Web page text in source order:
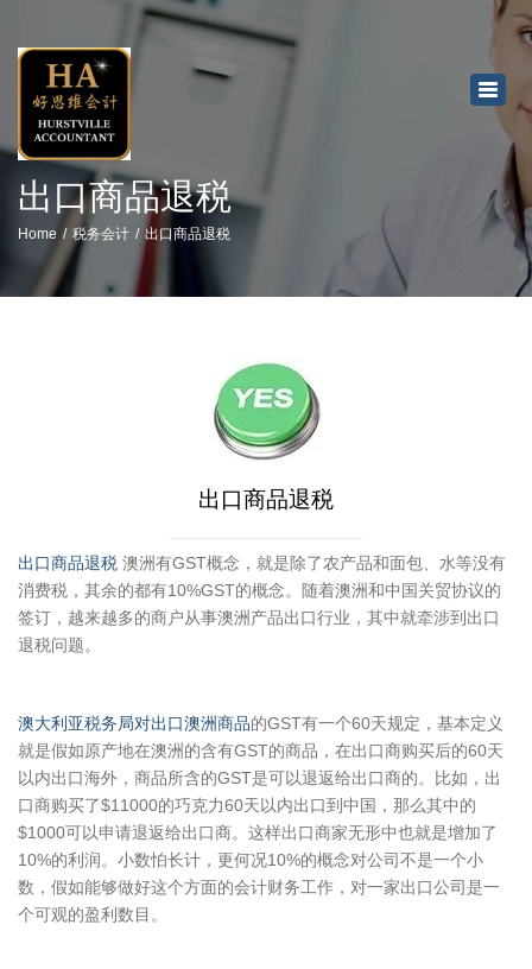
出口商品退税
Home 税务会计 出口商品退税
出口商品退税
出口商品退税 澳洲有GST概念，就是除了农产品和面包、水等没有
消费税，其余的都有10%GST的概念。随着澳洲和中国关贸协议的
签订，越来越多的商户从事澳洲产品出口行业，其中就牵涉到出口
退税问题。
澳大利亚税务局对出口澳洲商品的GST有一个60天规定，基本定义
就是假如原产地在澳洲的含有GST的商品，在出口商购买后的60天
以内出口海外，商品所含的GST是可以退返给出口商的。比如，出
口商购买了$11000的巧克力60天以内出口到中国，那么其中的
$1000可以申请退返给出口商。这样出口商家无形中也就是增加了
10%的利润。小数怕长计，更何况10%的概念对公司不是一个小
数，假如能够做好这个方面的会计财务工作，对一家出口公司是一
个可观的盈利数目。